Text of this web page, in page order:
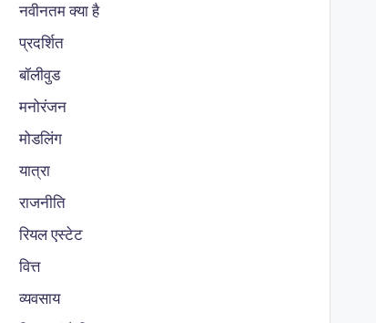
नवीनतम क्या है
प्रदर्शित
बॉलीवुड
मनोरंजन
मोडलिंग
यात्रा
राजनीति
रियल एस्टेट
वित्त
व्यवसाय